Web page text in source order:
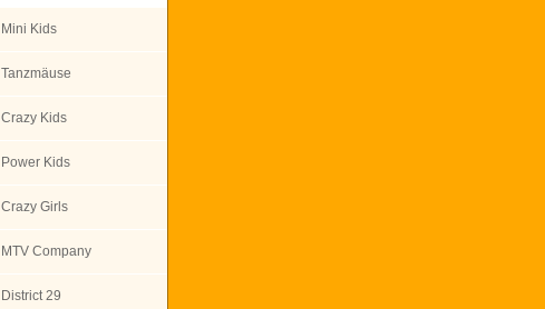
Mini Kids
Tanzmäuse
Crazy Kids
Power Kids
Crazy Girls
MTV Company
District 29